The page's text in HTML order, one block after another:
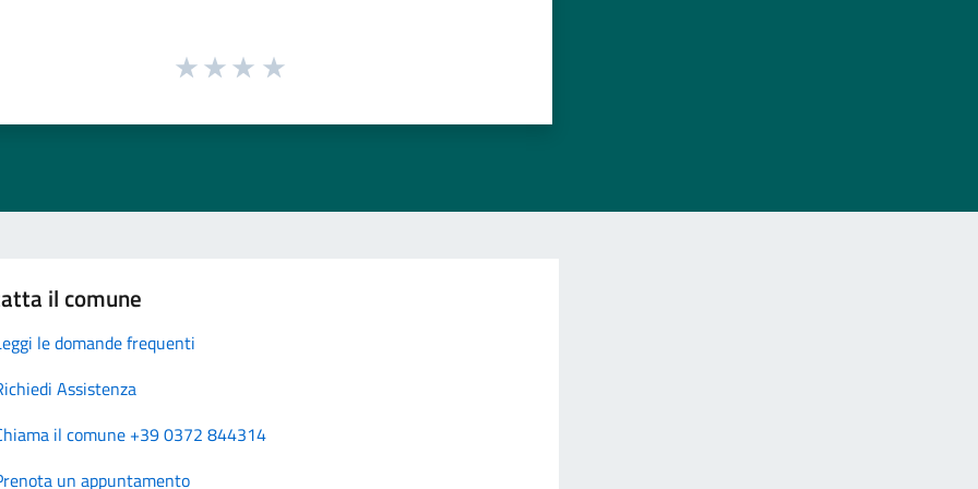
il comune
le domande frequenti
Assistenza
il comune +39 0372 844314
un appuntamento